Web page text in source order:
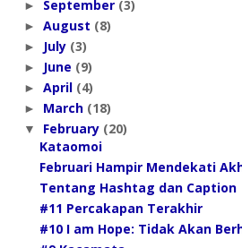
► September (3)
► August (8)
► July (3)
► June (9)
► April (4)
► March (18)
▼ February (20)
Kataomoi
Februari Hampir Mendekati
Tentang Hashtag dan Caption
#11 Percakapan Terakhir
#10 I am Hope: Tidak Akan